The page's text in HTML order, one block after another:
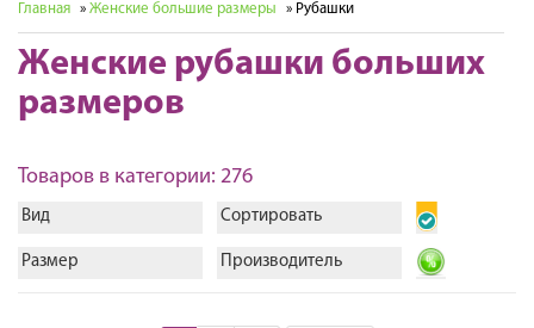
Главная » Женские большие размеры » Рубашки
Женские рубашки больших
размеров
Товаров в категории: 276
Вид Сортировать
Размер Производитель